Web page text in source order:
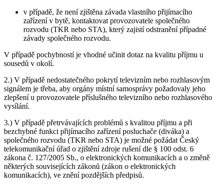
v případě, že není zjištěna závada vlastního přijímacího
zařízení v bytě, kontaktovat provozovatele společného
rozvodu (TKR nebo STA), který zajistí odstranění případné
závady společného rozvodu.
V případě pochybností je vhodné učinit dotaz na kvalitu příjmu u
sousedů v okolí.
2.) V případě nedostatečného pokrytí televizním nebo rozhlasovým
signálem je třeba, aby orgány místní samosprávy požadovaly jeho
zlepšení u provozovatele příslušného televizního nebo rozhlasového
vysílání.
3.) V případě přetrvávajících problémů s kvalitou příjmu a při
bezchybné funkci přijímacího zařízení posluchače (diváka) a
společného rozvodu (TKR nebo STA) je možné požádat Český
telekomunikační úřad o zjištění zdroje rušení dle § 100 odst. 6
zákona č. 127/2005 Sb., o elektronických komunikacích a o změně
některých souvisejících zákonů (zákon o elektronických
komunikacích), ve znění pozdějších předpisů.